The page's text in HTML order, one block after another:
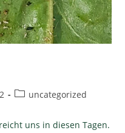
uncategorized
uns in diesen Tagen.